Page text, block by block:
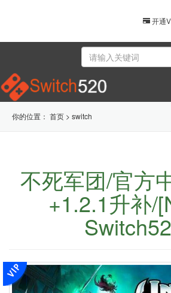
开通
你的位置： 首页 > switch
不死军团/官方
+1.2.1升补/